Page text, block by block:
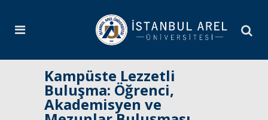
Kampüste Lezzetli
Buluşma: Öğrenci,
Akademisyen ve